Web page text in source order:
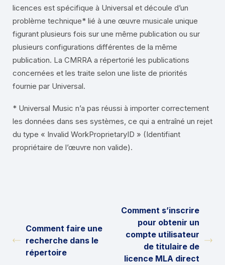
licences est spécifique à Universal et découle d’un
problème technique* lié à une œuvre musicale unique
figurant plusieurs fois sur une même publication ou sur
plusieurs configurations différentes de la même
publication. La CMRRA a répertorié les publications
concernées et les traite selon une liste de priorités
fournie par Universal.
* Universal Music n’a pas réussi à importer correctement
les données dans ses systèmes, ce qui a entraîné un rejet
du type « Invalid WorkProprietaryID » (Identifiant
propriétaire de l’œuvre non valide).
Comment faire une
recherche dans le
répertoire
Comment s’inscrire
pour obtenir un
compte utilisateur
de titulaire de
licence MLA direct